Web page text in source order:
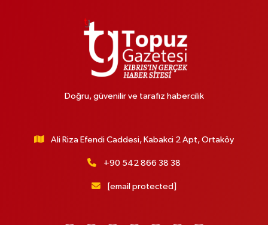
Doğru, güvenilir ve tarafız habercilik
Ali Riza Efendi Caddesi, Kabakci 2 Apt, Ortaköy
+90 542 866 38 38
[email protected]